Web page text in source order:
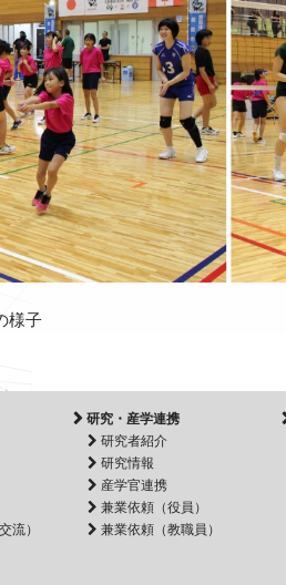
様子
流）
研究・産学連携
研究者紹介
研究情報
産学官連携
兼業依頼（役員）
兼業依頼（教職員）